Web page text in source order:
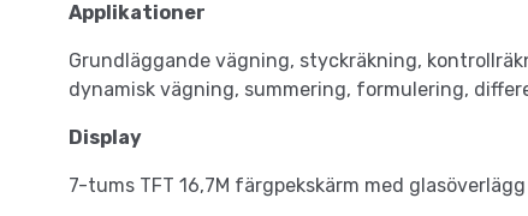
Applikationer
Grundläggande vägning, styckräkning,
dynamisk vägning, summering, formulering,
Display
7-tums TFT 16,7M färgpekskärm med glasöverlägg